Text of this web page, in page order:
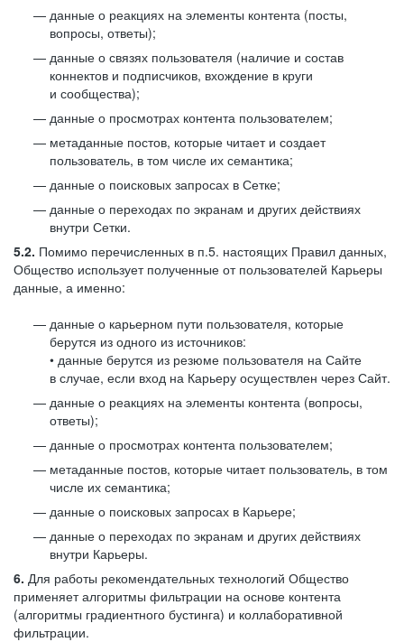
данные о реакциях на элементы контента (посты,
вопросы, ответы);
данные о связях пользователя (наличие и состав
коннектов и подписчиков, вхождение в круги
и сообщества);
данные о просмотрах контента пользователем;
метаданные постов, которые читает и создает
пользователь, в том числе их семантика;
данные о поисковых запросах в Сетке;
данные о переходах по экранам и других действиях
внутри Сетки.
5.2. Помимо перечисленных в п.5. настоящих Правил данных,
Общество использует полученные от пользователей Карьеры
данные, а именно:
данные о карьерном пути пользователя, которые
берутся из одного из источников:
• данные берутся из резюме пользователя на Сайте
в случае, если вход на Карьеру осуществлен через Сайт.
данные о реакциях на элементы контента (вопросы,
ответы);
данные о просмотрах контента пользователем;
метаданные постов, которые читает пользователь, в том
числе их семантика;
данные о поисковых запросах в Карьере;
данные о переходах по экранам и других действиях
внутри Карьеры.
6. Для работы рекомендательных технологий Общество
применяет алгоритмы фильтрации на основе контента
(алгоритмы градиентного бустинга) и коллаборативной
фильтрации.